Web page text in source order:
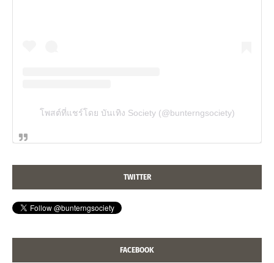
โพสต์ที่แชร์โดย บันเทิง Society (@bunterngsociety)
TWITTER
FACEBOOK